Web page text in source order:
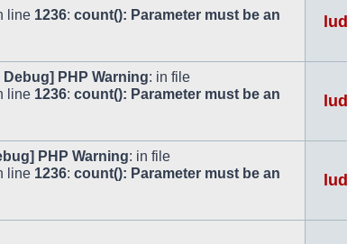
line 1236: count(): Parameter must be an
PHP Warning: in file
line 1236: count(): Parameter must be an
PHP Warning: in file
line 1236: count(): Parameter must be an